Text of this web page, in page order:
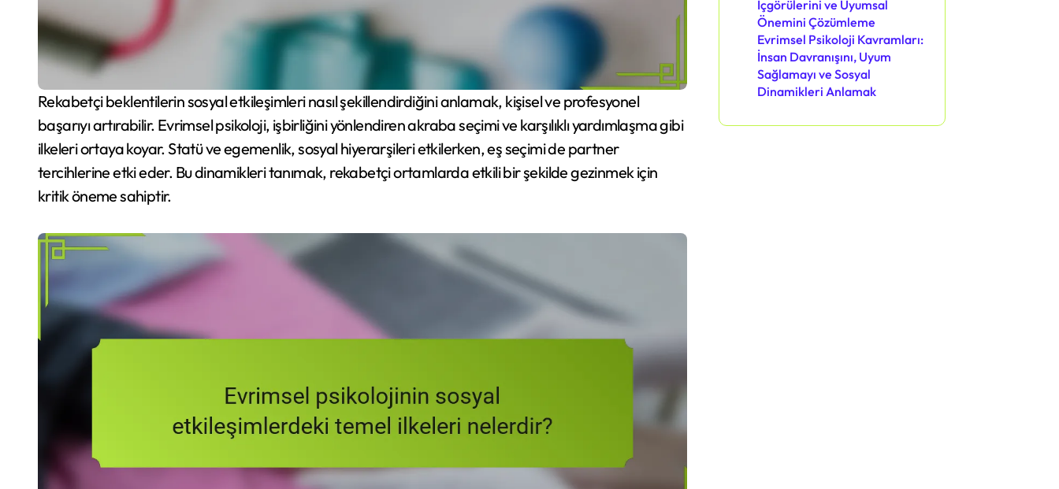
Rekabetçi beklentilerin sosyal etkileşimleri nasıl şekillendirdiğini anlamak, kişisel ve profesyonel
başarıyı artırabilir. Evrimsel psikoloji, işbirliğini yönlendiren akraba seçimi ve karşılıklı yardımlaşma gibi
ilkeleri ortaya koyar. Statü ve egemenlik, sosyal hiyerarşileri etkilerken, eş seçimi de partner
tercihlerine etki eder. Bu dinamikleri tanımak, rekabetçi ortamlarda etkili bir şekilde gezinmek için
kritik öneme sahiptir.
İçgörülerini ve Uyumsal
Önemini Çözümleme
Evrimsel Psikoloji Kavramları:
İnsan Davranışını, Uyum
Sağlamayı ve Sosyal
Dinamikleri Anlamak